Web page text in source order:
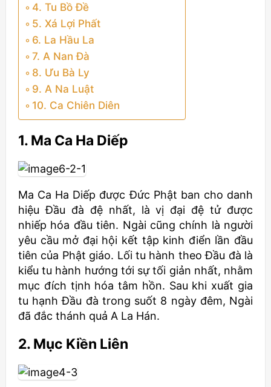
4. Tu Bồ Đề
5. Xá Lợi Phất
6. La Hầu La
7. A Nan Đà
8. Ưu Bà Ly
9. A Na Luật
10. Ca Chiên Diên
1. Ma Ca Ha Diếp
Ma Ca Ha Diếp được Đức Phật ban cho danh
hiệu Đầu đà đệ nhất, là vị đại đệ tử được
nhiếp hóa đầu tiên. Ngài cũng chính là người
yêu cầu mở đại hội kết tập kinh điển lần đầu
tiên của Phật giáo. Lối tu hành theo Đầu đà là
kiểu tu hành hướng tới sự tối giản nhất, nhằm
mục đích tịnh hóa tâm hồn. Sau khi xuất gia
tu hạnh Đầu đà trong suốt 8 ngày đêm, Ngài
đã đắc thánh quả A La Hán.
2. Mục Kiền Liên